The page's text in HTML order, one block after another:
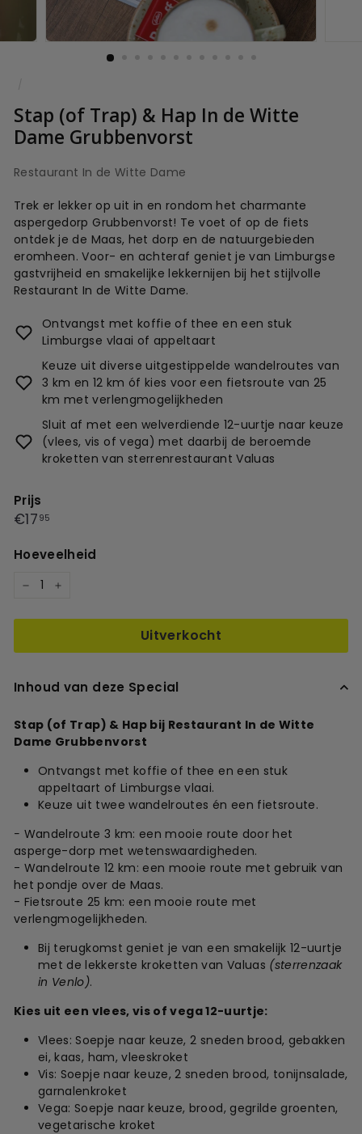
Stap (of Trap) & Hap In de Witte
Dame Grubbenvorst
Restaurant In de Witte Dame
Trek er lekker op uit in en rondom het charmante
aspergedorp Grubbenvorst! Te voet of op de fiets
ontdek je de Maas, het dorp en de natuurgebieden
eromheen. Voor- en achteraf geniet je van Limburgse
gastvrijheid en smakelijke lekkernijen bij het stijlvolle
Restaurant In de Witte Dame.
Ontvangst met koffie of thee en een stuk
Limburgse vlaai of appeltaart
Keuze uit diverse uitgestippelde wandelroutes van
3 km en 12 km óf kies voor een fietsroute van 25
km met verlengmogelijkheden
Sluit af met een welverdiende 12-uurtje naar keuze
(vlees, vis of vega) met daarbij de beroemde
kroketten van sterrenrestaurant Valuas
Prijs
Prijs
€17 95
Hoeveelheid
+
Uitverkocht
Inhoud van deze Special
Stap (of Trap) & Hap bij Restaurant In de Witte
Dame Grubbenvorst
Ontvangst met koffie of thee en een stuk
appeltaart of Limburgse vlaai.
Keuze uit twee wandelroutes én een fietsroute.
- Wandelroute 3 km: een mooie route door het
asperge-dorp met wetenswaardigheden.
- Wandelroute 12 km: een mooie route met gebruik van
het pondje over de Maas.
- Fietsroute 25 km: een mooie route met
verlengmogelijkheden.
Bij terugkomst geniet je van een smakelijk 12-uurtje
met de lekkerste kroketten van Valuas (sterrenzaak
in Venlo).
Kies uit een vlees, vis of vega 12-uurtje:
Vlees: Soepje naar keuze, 2 sneden brood, gebakken
ei, kaas, ham, vleeskroket
Vis: Soepje naar keuze, 2 sneden brood, tonijnsalade,
garnalenkroket
Vega: Soepje naar keuze, brood, gegrilde groenten,
vegetarische kroket